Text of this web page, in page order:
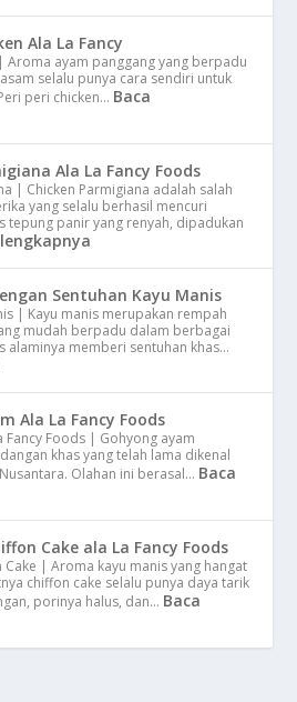
Ala La Fancy
Aroma ayam panggang yang berpadu
selalu punya cara sendiri untuk
peri chicken… Baca
Ala La Fancy Foods
| Chicken Parmigiana adalah salah
yang selalu berhasil mencuri
tepung panir yang renyah, dipadukan
Sentuhan Kayu Manis
| Kayu manis merupakan rempah
mudah berpadu dalam berbagai
alaminya memberi sentuhan khas…
Ala La Fancy Foods
Fancy Foods | Gohyong ayam
khas yang telah lama dikenal
Olahan ini berasal… Baca
Cake ala La Fancy Foods
Cake | Aroma kayu manis yang hangat
chiffon cake selalu punya daya tarik
porinya halus, dan… Baca